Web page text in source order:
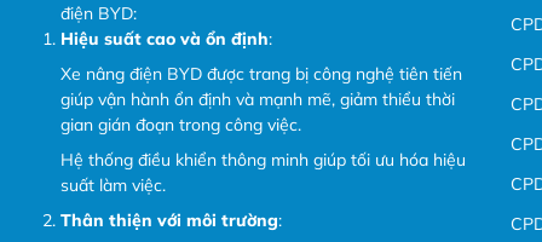
điện BYD:
Hiệu suất cao và ổn định:
Xe nâng điện BYD được trang bị công nghệ tiên tiến
giúp vận hành ổn định và mạnh mẽ, giảm thiểu thời
gian gián đoạn trong công việc.
Hệ thống điều khiển thông minh giúp tối ưu hóa hiệu
suất làm việc.
Thân thiện với môi trường: